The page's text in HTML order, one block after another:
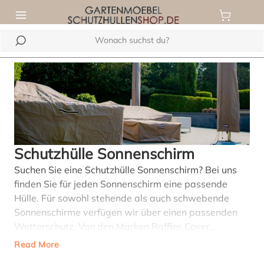
springen
Schutzhülle Sonnenschirm
Suchen Sie eine Schutzhülle Sonnenschirm? Bei uns
finden Sie für jeden Sonnenschirm eine passende
Hülle. Für sowohl stehende als auch schwebende
Sonnenschirme verfügen wir über einen passenden
Wetterschutz. Von den Marken Raffles Cover,
Aerocover und Eurotrail bieten wir mehr als 30
Read More